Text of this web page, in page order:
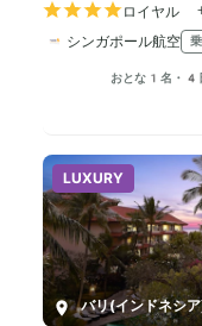
ロイヤル
シンガポール航空
おとな1名・4
LUXURY
バリ(インドネシ